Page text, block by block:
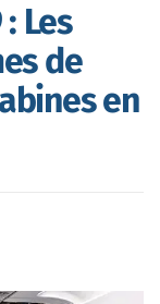
Les
de
en